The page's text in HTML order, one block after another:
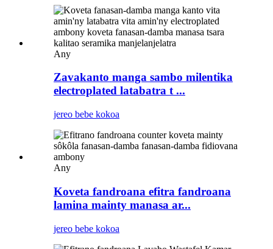
Any
Zavakanto manga sambo milentika
electroplated latabatra t ...
jereo bebe kokoa
Any
Koveta fandroana efitra fandroana
lamina mainty manasa ar...
jereo bebe kokoa